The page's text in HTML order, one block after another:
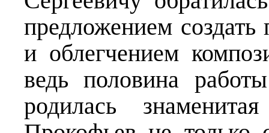
предложением
и облегчением
ведь половина
родилась